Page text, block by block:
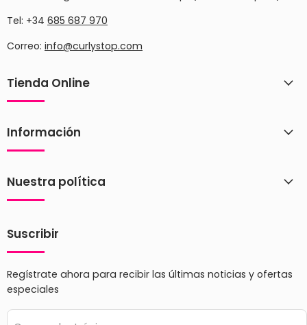
Tel: +34 685 687 970
Correo: info@curlystop.com
Tienda Online
Información
Nuestra política
Suscribir
Regístrate ahora para recibir las últimas noticias y ofertas
especiales